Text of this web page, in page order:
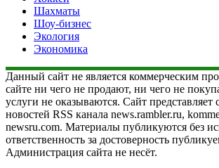
Шахматы
Шоу-бизнес
Экология
Экономика
Данный сайт не является коммерческим
сайте ни чего не продают, ни чего не
услуги не оказываются. Сайт представляет
новостей RSS канала news.rambler.ru,
newsru.com. Материалы публикуются без
ответственность за достоверность
Администрация сайта не несёт.